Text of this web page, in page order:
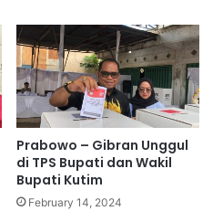
Prabowo – Gibran Unggul
di TPS Bupati dan Wakil
Bupati Kutim
February 14, 2024